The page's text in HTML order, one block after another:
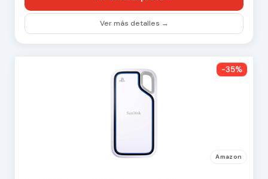
Ver más detalles →
-35%
Amazon